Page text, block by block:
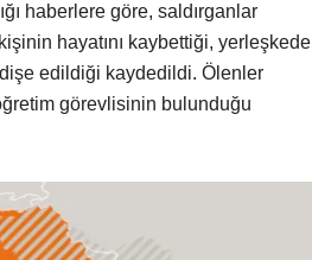
haberlere göre, saldırganlar
hayatını kaybettiği, yerleşkede
edildiği kaydedildi. Ölenler
görevlisinin bulunduğu